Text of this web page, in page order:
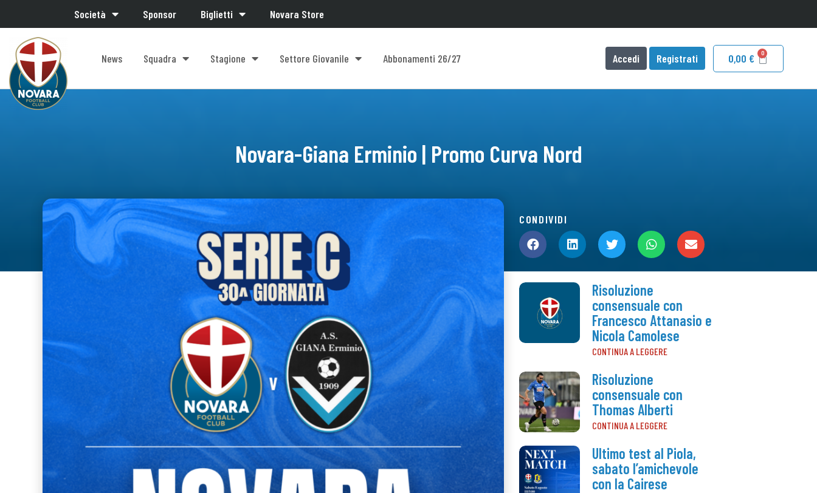
Società Sponsor Biglietti Novara Store
News Squadra Stagione Settore Giovanile Abbonamenti 26/27 Accedi Registrati 0,00€
Novara-Giana Erminio | Promo Curva Nord
CONDIVIDI
Risoluzione
consensuale con
Francesco Attanasio e
Nicola Camolese
CONTINUA A LEGGERE
Risoluzione
consensuale con
Thomas Alberti
CONTINUA A LEGGERE
Ultimo test al Piola,
sabato l’amichevole
con la Cairese